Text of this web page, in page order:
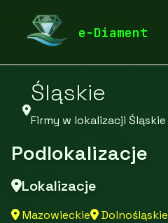
e-Diament
diamentspa.pl
Śląskie
Firmy w lokalizacji Śląskie
Podlokalizacje
Lokalizacje
Mazowieckie Dolnośląskie